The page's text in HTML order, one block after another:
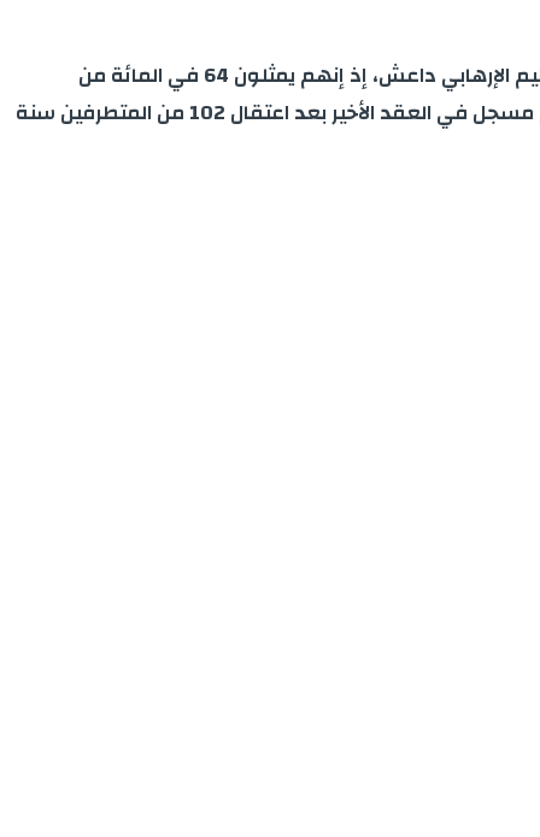
على صعيد متصل، كشفت معطيات موازية أوردتها “آ ب س” ارتفاع عدد المتطرفين المغاربة المشتبه في انتمائهم إلى التنظيم الإرهابي داعش، إذ إنهم يمثلون 64 في المائة من
مجموع الموقوفين سنة 2018. وأضاف المصدر ذاته أنه خلال السنة الماضية تم اعتقال 58 جهاديا بإسبانيا، وهو ثاني أكبر رقم مسجل في العقد الأخير بعد اعتقال 102 من المتطرفين سنة